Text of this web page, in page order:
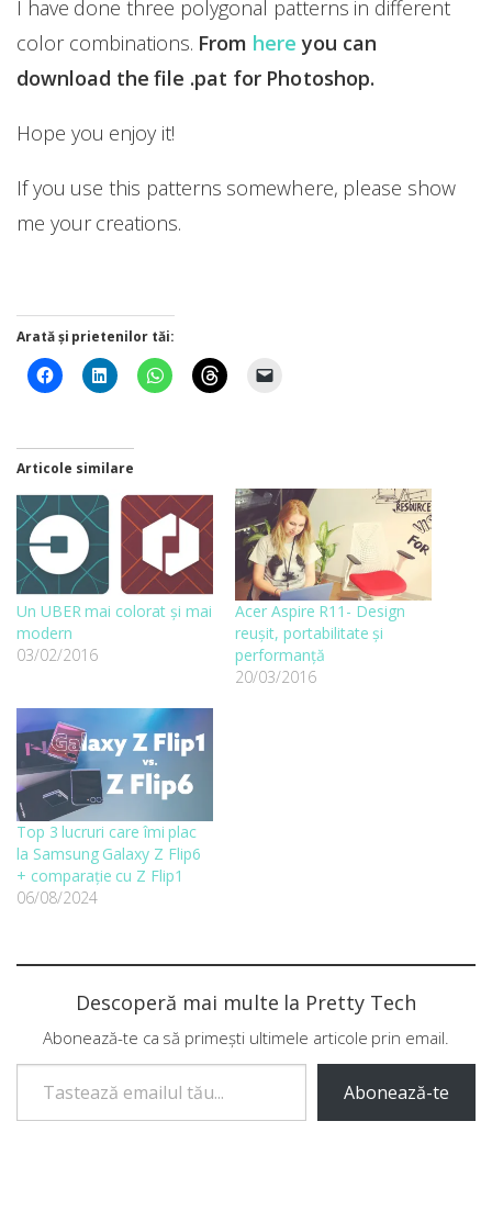
I have done three polygonal patterns in different
color combinations. From here you can
download the file .pat for Photoshop.
Hope you enjoy it!
If you use this patterns somewhere, please show
me your creations.
Arată și prietenilor tăi:
Articole similare
Un UBER mai colorat și mai
modern
03/02/2016
Acer Aspire R11- Design
reușit, portabilitate și
performanță
20/03/2016
Top 3 lucruri care îmi plac
la Samsung Galaxy Z Flip6
+ comparație cu Z Flip1
06/08/2024
Descoperă mai multe la Pretty Tech
Abonează-te ca să primești ultimele articole prin email.
Tastează emailul tău...
Abonează-te